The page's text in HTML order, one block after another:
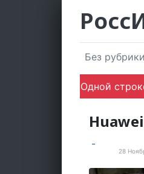
Без рубрики
Одной
Сочи
28